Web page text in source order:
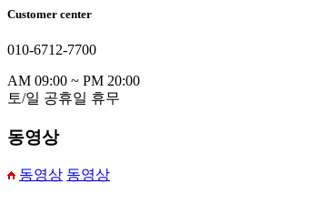
Customer center
010-6712-7700
AM 09:00 ~ PM 20:00
토/일 공휴일 휴무
동영상
동영상 동영상